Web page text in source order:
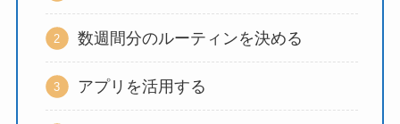
数週間分のルーティンを決める
アプリを活用する